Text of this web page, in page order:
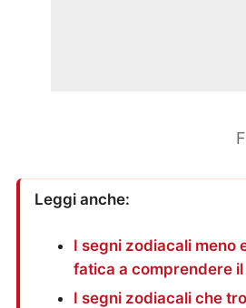
Leggi anche:
I segni zodiacali meno
fatica a comprendere
I segni zodiacali che